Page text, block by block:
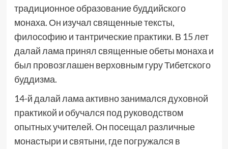
традиционное образование буддийского
монаха. Он изучал священные тексты,
философию и тантрические практики. В 15 лет
далай лама принял священные обеты монаха и
был провозглашен верховным гуру Тибетского
буддизма.
14-й далай лама активно занимался духовной
практикой и обучался под руководством
опытных учителей. Он посещал различные
монастыри и святыни, где погружался в